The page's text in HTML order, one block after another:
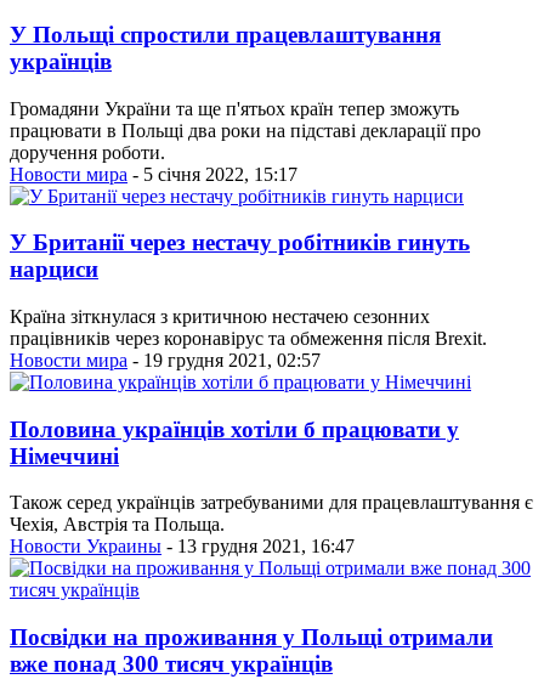
У Польщі спростили працевлаштування
українців
Громадяни України та ще п'ятьох країн тепер зможуть
працювати в Польщі два роки на підставі декларації про
доручення роботи.
Новости мира - 5 січня 2022, 15:17
У Британії через нестачу робітників гинуть
нарциси
Країна зіткнулася з критичною нестачею сезонних
працівників через коронавірус та обмеження після Brexit.
Новости мира - 19 грудня 2021, 02:57
Половина українців хотіли б працювати у
Німеччині
Також серед українців затребуваними для працевлаштування є
Чехія, Австрія та Польща.
Новости Украины - 13 грудня 2021, 16:47
Посвідки на проживання у Польщі отримали
вже понад 300 тисяч українців